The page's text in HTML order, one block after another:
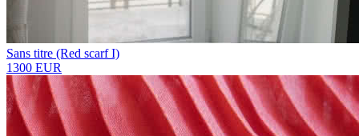
Sans titre (Red scarf I)
1300 EUR